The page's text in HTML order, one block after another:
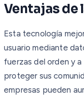
Ventajas de
Esta tecnología
usuario mediante
fuerzas del orden y
proteger sus
empresas pueden